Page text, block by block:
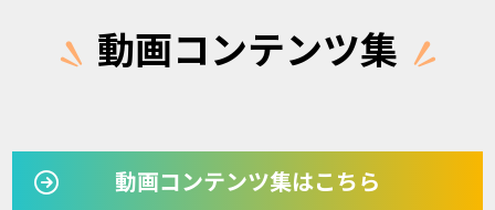
動画コンテンツ集
動画コンテンツ集はこちら